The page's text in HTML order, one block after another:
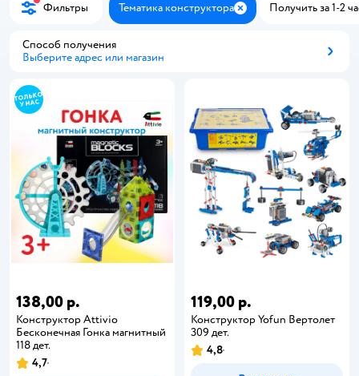
Фильтры Тематика конструктора ЗакрытьПолучить за 1-2
Способ получения
Выберите адрес или магазин
138,00 р.
Конструктор Attivio
Бесконечная Гонка магнитный
118 дет.
4,7
119,00 р.
Конструктор Yofun Вертолет
309 дет.
4,8